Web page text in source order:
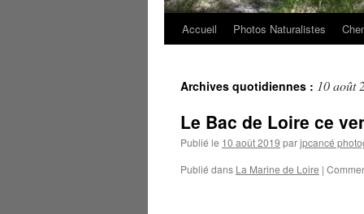
Accueil Photos Naturalistes
Archives quotidiennes : 10 août
Le Bac de Loire ce
Publié le 10 août 2019 parjpcancé
Publié dans La Marine de Loire |